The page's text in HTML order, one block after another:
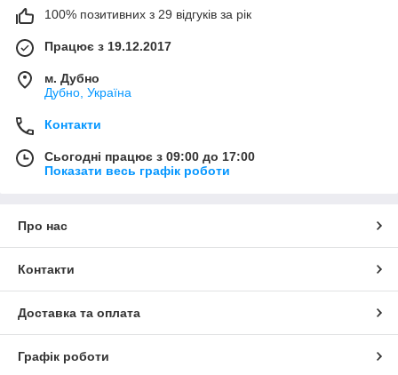
100% позитивних з 29 відгуків за рік
Працює з 19.12.2017
м. Дубно
Дубно, Україна
Контакти
Сьогодні працює з 09:00 до 17:00
Показати весь графік роботи
Про нас
Контакти
Доставка та оплата
Графік роботи